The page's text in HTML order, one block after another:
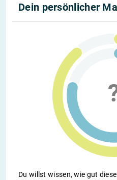
Dein persönlicher
Du willst wissen, wie gut